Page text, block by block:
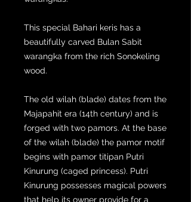
This special Bahari keris has a
beautifully carved Bulan Sabit
warangka from the rich Sonokeling
wood.
The old wilah (blade) dates from the
Majapahit era (14th century) and is
forged with two pamors. At the base
of the wilah (blade) the pamor motif
begins with pamor titipan Putri
Kinurung (caged princess). Putri
Kinurung possesses magical powers
that help its owner provide for a